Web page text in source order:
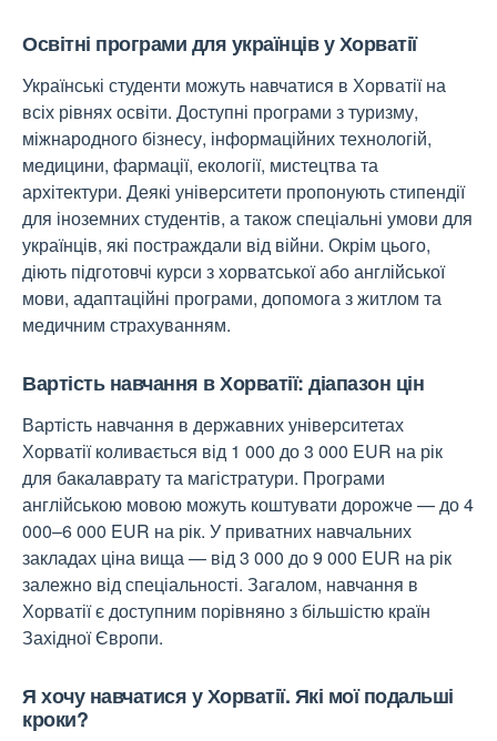
Освітні програми для українців у Хорватії
Українські студенти можуть навчатися в Хорватії на
всіх рівнях освіти. Доступні програми з туризму,
міжнародного бізнесу, інформаційних технологій,
медицини, фармації, екології, мистецтва та
архітектури. Деякі університети пропонують стипендії
для іноземних студентів, а також спеціальні умови для
українців, які постраждали від війни. Окрім цього,
діють підготовчі курси з хорватської або англійської
мови, адаптаційні програми, допомога з житлом та
медичним страхуванням.
Вартість навчання в Хорватії: діапазон цін
Вартість навчання в державних університетах
Хорватії коливається від 1 000 до 3 000 EUR на рік
для бакалаврату та магістратури. Програми
англійською мовою можуть коштувати дорожче — до 4
000–6 000 EUR на рік. У приватних навчальних
закладах ціна вища — від 3 000 до 9 000 EUR на рік
залежно від спеціальності. Загалом, навчання в
Хорватії є доступним порівняно з більшістю країн
Західної Європи.
Я хочу навчатися у Хорватії. Які мої подальші
кроки?